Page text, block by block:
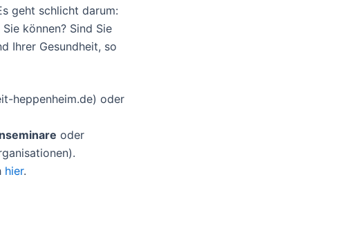
geht schlicht darum:
können? Sind Sie
Ihrer Gesundheit, so
heppenheim.de) oder
oder
hier.